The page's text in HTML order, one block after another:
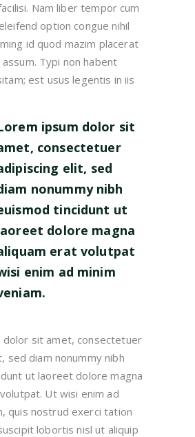
Nam liber tempor cum
option congue nihil
id quod mazim placerat
Typi non habent
est usus legentis in iis
ipsum dolor sit
consectetuer
elit, sed
nonummy nibh
tincidunt ut
dolore magna
erat volutpat
enim ad minim
dolor sit amet, consectetuer
sed diam nonummy nibh
ut laoreet dolore magna
Ut wisi enim ad
quis nostrud exerci tation
lobortis nisl ut aliquip